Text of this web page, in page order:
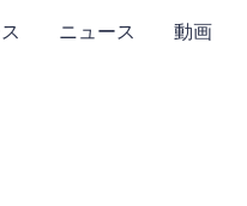
ニュース 動画